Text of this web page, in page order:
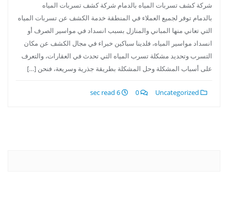
شركة كشف تسربات المياه بالدمام شركة كشف تسربات المياه
بالدمام توفر لجميع العملاء في المنطقة خدمة الكشف عن تسربات المياه
التي تعاني منها المباني والمنازل بسبب انسداد في مواسير الصرف أو
انسداد مواسير المياه، فلدينا سباكين خبراء في مجال الكشف عن مكان
التسرب وتحديد مشكلة تسرب المياه التي تحدث في العقارات، والتعرف
على أسباب المشكلة وحل المشكلة بطريقة جذرية وسريعة، فنحن […]